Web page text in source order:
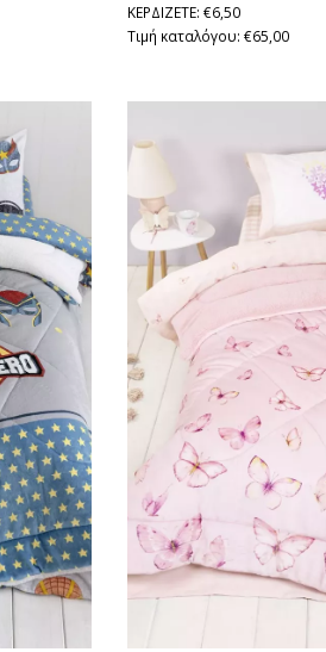
ΚΕΡΔΙΖΕΤΕ: €6,50
Τιμή καταλόγου: €65,00